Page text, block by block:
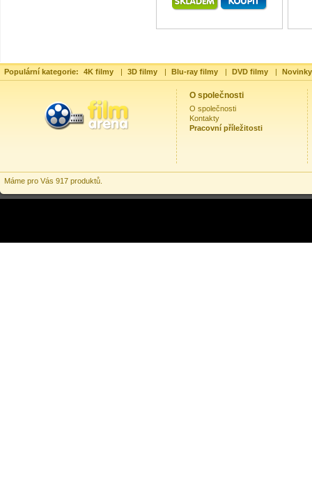
Populární kategorie: 4K filmy | 3D filmy | Blu-ray filmy | DVD filmy |
O společnosti
O společnosti
Kontakty
Pracovní příležitosti
Máme pro Vás 917 produktů.